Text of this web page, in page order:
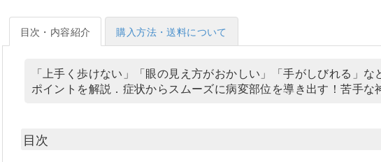
目次・内容紹介 購入方法・送料について
「上手く歩けない」「眼の見え方がおかしい」「手がしびれる」
ポイントを解説．症状からスムーズに病変部位を導き出す！苦手
目次